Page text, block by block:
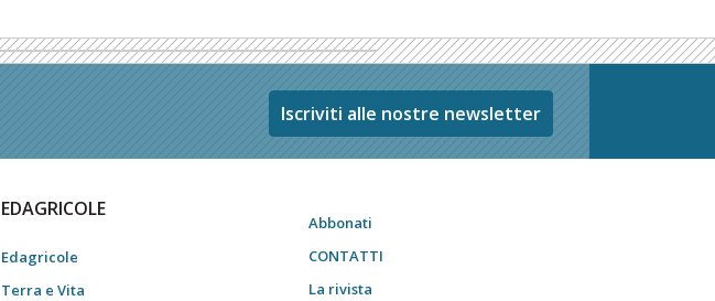
Iscriviti alle nostre newsletter
EDAGRICOLE
Edagricole
Terra e Vita
Abbonati
CONTATTI
La rivista